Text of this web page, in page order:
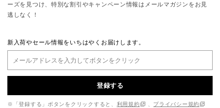
ーズを見つけ、特別な割引やキャンペーン情報はメールマガジンをお見
逃しなく！
新入荷やセール情報をいちはやくお届けします。
登録する
※「登録する」ボタンをクリックすると、 利用規約
プライバシー規約